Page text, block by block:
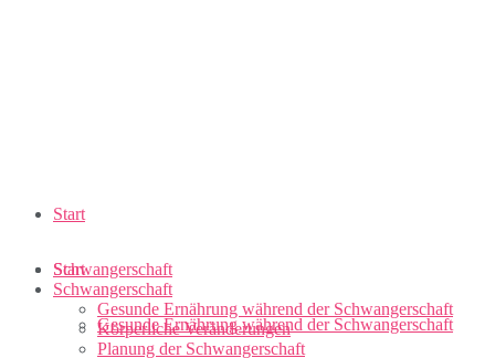
Start
Schwangerschaft
Gesunde Ernährung während der Schwangerschaft
Start
Schwangerschaft
Gesunde Ernährung während der Schwangerschaft
Körperliche Veränderungen
Planung der Schwangerschaft